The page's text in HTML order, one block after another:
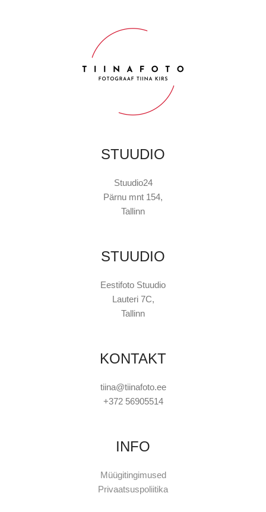
STUUDIO
Stuudio24
Pärnu mnt 154,
Tallinn
STUUDIO
Eestifoto Stuudio
Lauteri 7C,
Tallinn
KONTAKT
tiina@tiinafoto.ee
+372 56905514
INFO
Müügitingimused
Privaatsuspoliitika